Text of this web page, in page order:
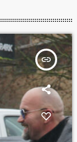
insert_link